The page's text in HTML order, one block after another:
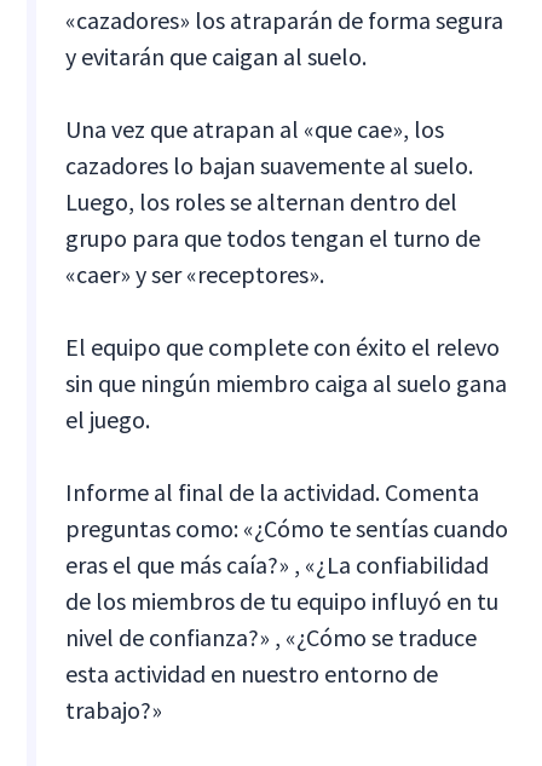
«cazadores» los atraparán de forma segura
y evitarán que caigan al suelo.
Una vez que atrapan al «que cae», los
cazadores lo bajan suavemente al suelo.
Luego, los roles se alternan dentro del
grupo para que todos tengan el turno de
«caer» y ser «receptores».
El equipo que complete con éxito el relevo
sin que ningún miembro caiga al suelo gana
el juego.
Informe al final de la actividad. Comenta
preguntas como: «¿Cómo te sentías cuando
eras el que más caía?» , «¿La confiabilidad
de los miembros de tu equipo influyó en tu
nivel de confianza?» , «¿Cómo se traduce
esta actividad en nuestro entorno de
trabajo?»